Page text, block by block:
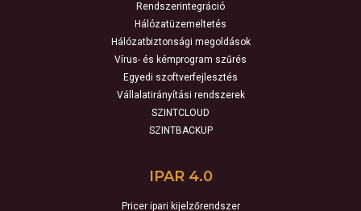
Rendszerintegráció
Hálózatüzemeltetés
Hálózatbiztonsági megoldások
Vírus- és kémprogram szűrés
Egyedi szoftverfejlesztés
Vállalatirányítási rendszerek
SZINTCLOUD
SZINTBACKUP
IPAR 4.0
Pricer ipari kijelzőrendszer